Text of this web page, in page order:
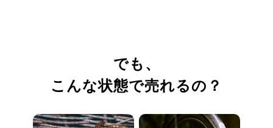
でも、
こんな状態で売れるの？